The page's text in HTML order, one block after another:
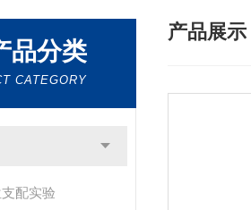
品分类
CATEGORY
配实验
产品展示